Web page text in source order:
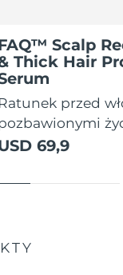
Scalp
Thick Hair
Ratunek przed
69,9